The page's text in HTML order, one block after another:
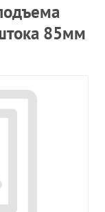
85мм